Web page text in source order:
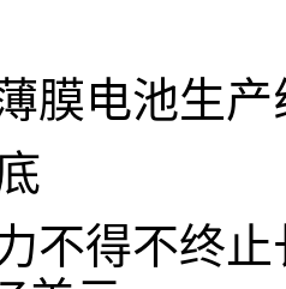
电池生产
得不终止